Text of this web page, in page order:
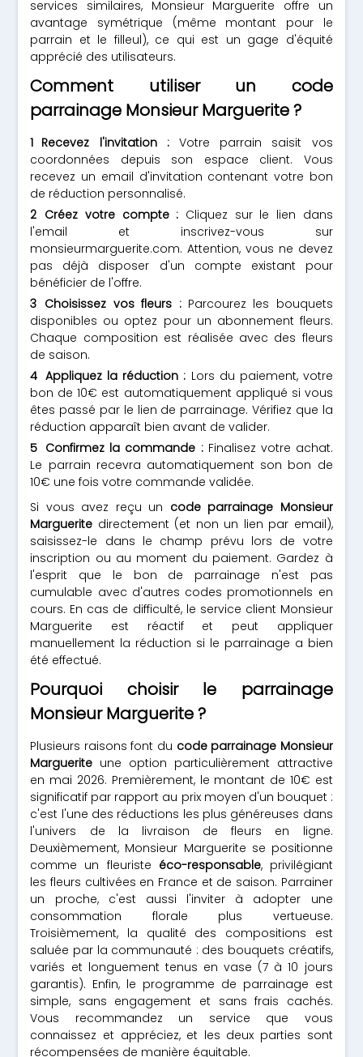
services similaires, Monsieur Marguerite offre un
avantage symétrique (même montant pour le
parrain et le filleul), ce qui est un gage d'équité
apprécié des utilisateurs.
Comment utiliser un code
parrainage Monsieur Marguerite ?
Recevez l'invitation :Votre parrain saisit vos
coordonnées depuis son espace client. Vous
recevez un email d'invitation contenant votre bon
de réduction personnalisé.
Créez votre compte : Cliquez sur le lien dans
l'email et inscrivez-vous sur
monsieurmarguerite.com. Attention, vous ne devez
pas déjà disposer d'un compte existant pour
bénéficier de l'offre.
Choisissez vos fleurs :Parcourez les bouquets
disponibles ou optez pour un abonnement fleurs.
Chaque composition est réalisée avec des fleurs
de saison.
Appliquez la réduction : Lors du paiement, votre
bon de 10€ est automatiquement appliqué si vous
êtes passé par le lien de parrainage. Vérifiez que la
réduction apparaît bien avant de valider.
Confirmez la commande :Finalisez votre achat.
Le parrain recevra automatiquement son bon de
10€ une fois votre commande validée.
Si vous avez reçu un code parrainage Monsieur
Marguerite directement (et non un lien par email),
saisissez-le dans le champ prévu lors de votre
inscription ou au moment du paiement. Gardez à
l'esprit que le bon de parrainage n'est pas
cumulable avec d'autres codes promotionnels en
cours. En cas de difficulté, le service client Monsieur
Marguerite est réactif et peut appliquer
manuellement la réduction si le parrainage a bien
été effectué.
Pourquoi choisir le parrainage
Monsieur Marguerite ?
Plusieurs raisons font du code parrainage Monsieur
Marguerite une option particulièrement attractive
en mai 2026. Premièrement, le montant de 10€ est
significatif par rapport au prix moyen d'un bouquet :
c'est l'une des réductions les plus généreuses dans
l'univers de la livraison de fleurs en ligne.
Deuxièmement, Monsieur Marguerite se positionne
comme un fleuriste éco-responsable, privilégiant
les fleurs cultivées en France et de saison. Parrainer
un proche, c'est aussi l'inviter à adopter une
consommation florale plus vertueuse.
Troisièmement, la qualité des compositions est
saluée par la communauté : des bouquets créatifs,
variés et longuement tenus en vase (7 à 10 jours
garantis). Enfin, le programme de parrainage est
simple, sans engagement et sans frais cachés.
Vous recommandez un service que vous
connaissez et appréciez, et les deux parties sont
récompensées de manière équitable.